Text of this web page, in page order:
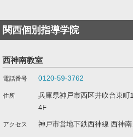
関西個別指導学院
西神南教室
0120-59-3762
兵庫県神戸市西区井吹台東
4F
神戸市営地下鉄西神線 西神